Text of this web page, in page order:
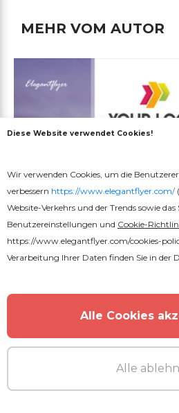
MEHR VOM AUTOR
Diese Website verwendet Cookies!
Wir verwenden Cookies, um die
verbessern https://www.elegantflyer.com/
Website-Verkehrs und der Trends sowie
Benutzereinstellungen und Cookie-
https://www.elegantflyer.com/cookies-
Verarbeitung Ihrer Daten finden Sie in der
Alle Cookies
Alle